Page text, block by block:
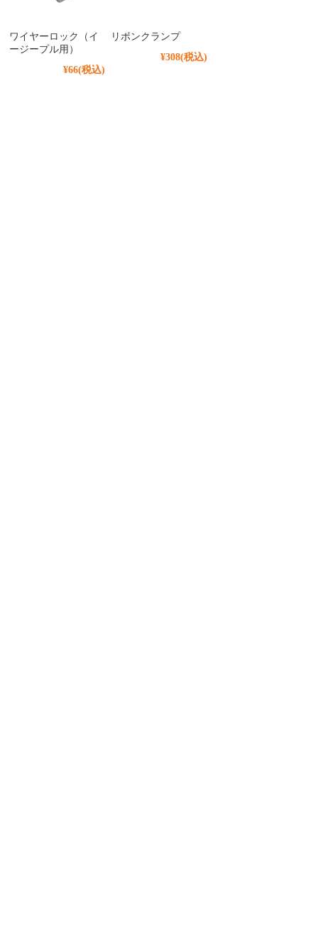
ワイヤーロック（イ
ージープル用）
¥66(税込)
リボンクランプ
¥308(税込)